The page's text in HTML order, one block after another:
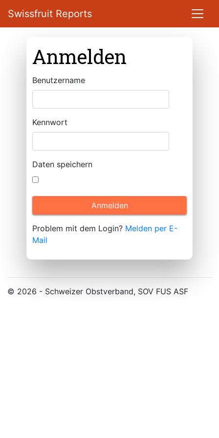
Swissfruit Reports
Anmelden
Benutzername
Kennwort
Daten speichern
Anmelden
Problem mit dem Login? Melden per E-
Mail
© 2026 - Schweizer Obstverband, SOV FUS ASF